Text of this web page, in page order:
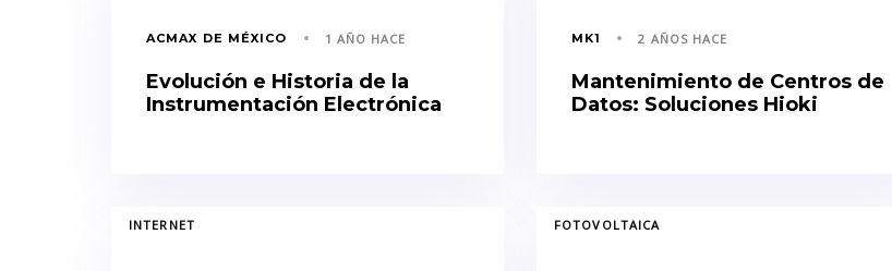
ACMAX DE MÉXICO 1 AÑO HACE
Evolución e Historia de la
Instrumentación Electrónica
MK1 2 AÑOS HACE
Mantenimiento de Centros de
Datos: Soluciones Hioki
TAGSINTERNET TAGSFOTOVOLTAICA